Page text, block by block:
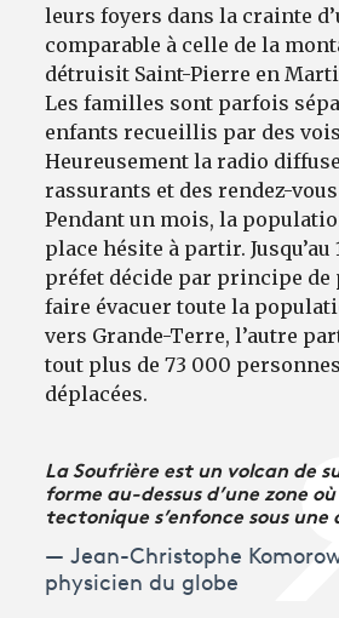
leurs foyers dans la crainte
comparable à celle de la
détruisit Saint-Pierre en
Les familles sont parfois
enfants recueillis par des
Heureusement la radio
rassurants et des rendez-
Pendant un mois, la
place hésite à partir. Jusqu’au
préfet décide par principe de
faire évacuer toute la
vers Grande-Terre, l’autre
tout plus de 73 000
déplacées.
La Soufrière est un volcan de
forme au-dessus d’une zone
tectonique s’enfonce sous
Jean-Christophe
physicien du globe